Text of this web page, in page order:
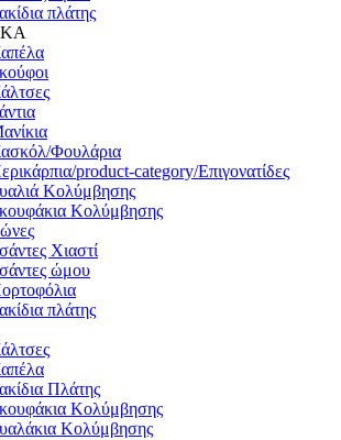
πλάτης
Φουλάρια
product-category/Επιγονατίδες
Κολύμβησης
Κολύμβησης
Χιαστί
ώμου
πλάτης
Πλάτης
Κολύμβησης
Κολύμβησης